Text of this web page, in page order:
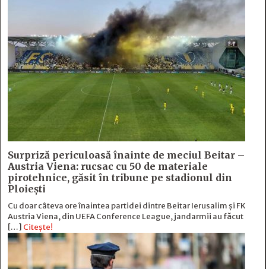
Surpriză periculoasă înainte de meciul Beitar –
Austria Viena: rucsac cu 50 de materiale
pirotehnice, găsit în tribune pe stadionul din
Ploiești
Cu doar câteva ore înaintea partidei dintre Beitar Ierusalim și FK
Austria Viena, din UEFA Conference League, jandarmii au făcut
[…] Citește!